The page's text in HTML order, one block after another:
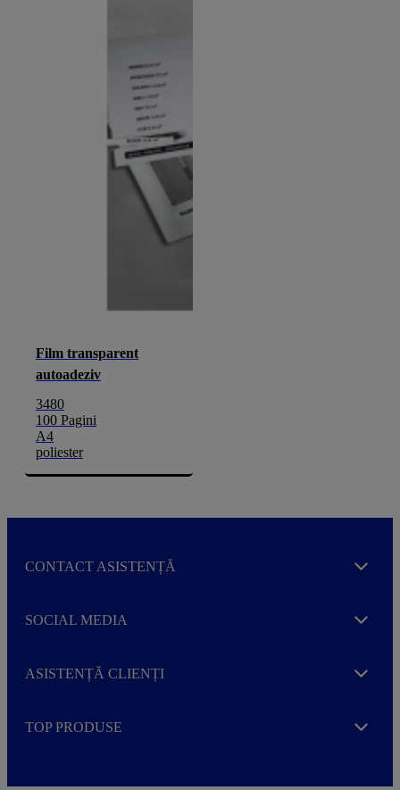
Film transparent
autoadeziv
3480
100 Pagini
A4
poliester
CONTACT ASISTENȚĂ Expand
SOCIAL MEDIA Expand
ASISTENȚĂ CLIENȚI Expand
TOP PRODUSE Expand